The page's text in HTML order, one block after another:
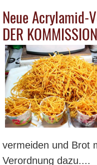
Neue Acrylamid-
DER
vermeiden und Brot
Verordnung dazu....